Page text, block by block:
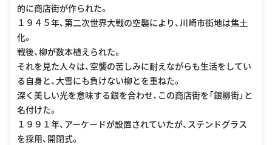
的に商店街が作られた。
１９４５年、第二次世界大戦の空襲により、川崎市街地は焦土
化。
戦後、柳が数本植えられた。
それを見た人々は、空襲の苦しみに耐えながらも生活をしてい
る自身と、大雪にも負けない柳とを重ねた。
深く美しい光を意味する銀を合わせ、この商店街を「銀柳街」と
名付けた。
１９９１年、アーケードが設置されていたが、ステンドグラス
を採用、開閉式。